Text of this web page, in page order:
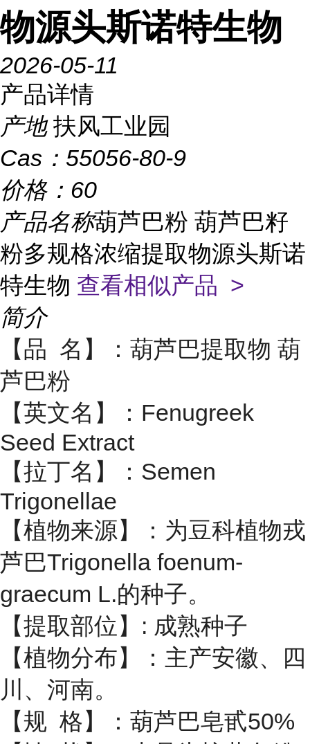
物源头斯诺特生物
2026-05-11
产品详情
产地 扶风工业园
Cas： 55056-80-9
价格： 60
产品名称葫芦巴粉 葫芦巴籽
粉多规格浓缩提取物源头斯诺
特生物 查看相似产品 >
简介
【品 名】：葫芦巴提取物 葫
芦巴粉
【英文名】：Fenugreek
Seed Extract
【拉丁名】： Semen
Trigonellae
【植物来源】：为豆科植物戎
芦巴Trigonella foenum-
graecum L.的种子。
【提取部位】: 成熟种子
【植物分布】：主产安徽、四
川、河南。
【规 格】：葫芦巴皂甙50%